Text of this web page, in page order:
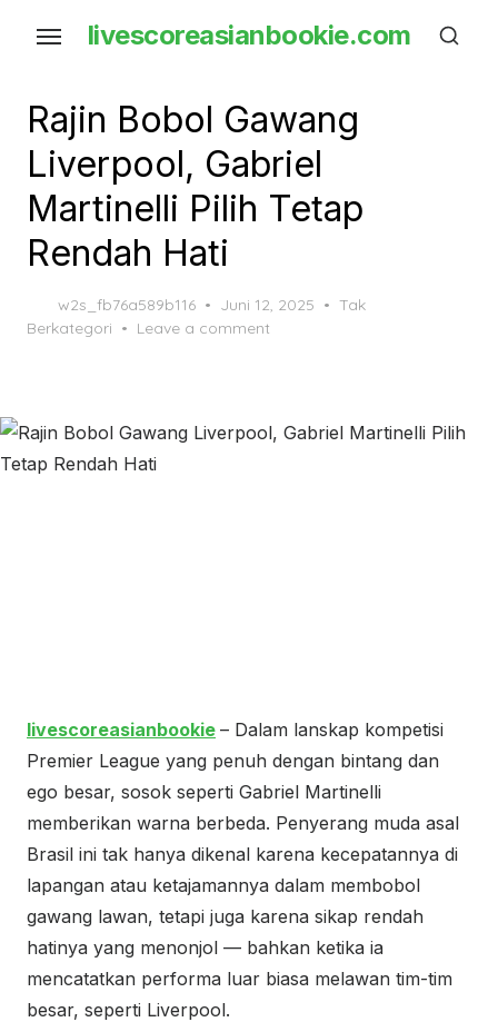
content
livescoreasianbookie.com
Rajin Bobol Gawang
Liverpool, Gabriel
Martinelli Pilih Tetap
Rendah Hati
w2s_fb76a589b116
Posted
on
Juni 12, 2025
Tak
Berkategori
Leave a comment
livescoreasianbookie – Dalam lanskap kompetisi
Premier League yang penuh dengan bintang dan
ego besar, sosok seperti Gabriel Martinelli
memberikan warna berbeda. Penyerang muda asal
Brasil ini tak hanya dikenal karena kecepatannya di
lapangan atau ketajamannya dalam membobol
gawang lawan, tetapi juga karena sikap rendah
hatinya yang menonjol — bahkan ketika ia
mencatatkan performa luar biasa melawan tim-tim
besar, seperti Liverpool.